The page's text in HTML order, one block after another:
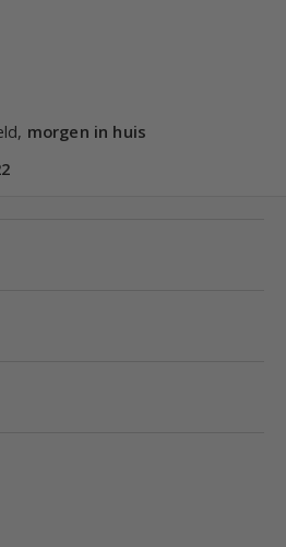
morgen in huis